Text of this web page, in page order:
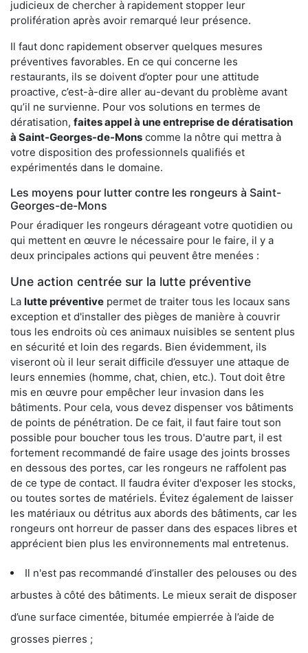
judicieux de chercher à rapidement stopper leur
prolifération après avoir remarqué leur présence.
Il faut donc rapidement observer quelques mesures
préventives favorables. En ce qui concerne les
restaurants, ils se doivent d’opter pour une attitude
proactive, c’est-à-dire aller au-devant du problème avant
qu’il ne survienne. Pour vos solutions en termes de
dératisation, faites appel à une entreprise de dératisation
à Saint-Georges-de-Mons comme la nôtre qui mettra à
votre disposition des professionnels qualifiés et
expérimentés dans le domaine.
Les moyens pour lutter contre les rongeurs à Saint-
Georges-de-Mons
Pour éradiquer les rongeurs dérageant votre quotidien ou
qui mettent en œuvre le nécessaire pour le faire, il y a
deux principales actions qui peuvent être menées :
Une action centrée sur la lutte préventive
La lutte préventive permet de traiter tous les locaux sans
exception et d'installer des pièges de manière à couvrir
tous les endroits où ces animaux nuisibles se sentent plus
en sécurité et loin des regards. Bien évidemment, ils
viseront où il leur serait difficile d’essuyer une attaque de
leurs ennemies (homme, chat, chien, etc.). Tout doit être
mis en œuvre pour empêcher leur invasion dans les
bâtiments. Pour cela, vous devez dispenser vos bâtiments
de points de pénétration. De ce fait, il faut faire tout son
possible pour boucher tous les trous. D'autre part, il est
fortement recommandé de faire usage des joints brosses
en dessous des portes, car les rongeurs ne raffolent pas
de ce type de contact. Il faudra éviter d'exposer les stocks,
ou toutes sortes de matériels. Évitez également de laisser
les matériaux ou détritus aux abords des bâtiments, car les
rongeurs ont horreur de passer dans des espaces libres et
apprécient bien plus les environnements mal entretenus.
Il n'est pas recommandé d’installer des pelouses ou des
arbustes à côté des bâtiments. Le mieux serait de disposer
d’une surface cimentée, bitumée empierrée à l’aide de
grosses pierres ;